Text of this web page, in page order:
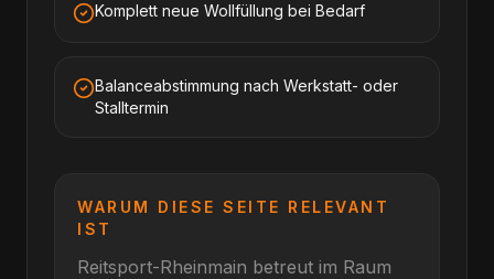
Komplett neue Wollfüllung bei Bedarf
Balanceabstimmung nach Werkstatt- oder
Stalltermin
WARUM DIESE SEITE RELEVANT
IST
Reitsport-Rheinmain betreut im Raum